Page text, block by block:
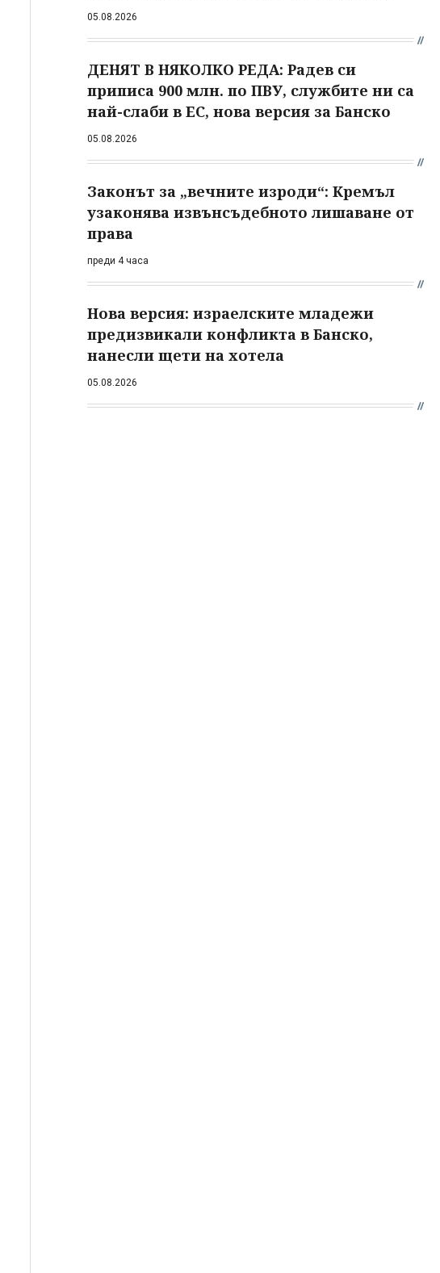
05.08.2026
ДЕНЯТ В НЯКОЛКО РЕДА: Радев си
приписа 900 млн. по ПВУ, службите ни са
най-слаби в ЕС, нова версия за Банско
05.08.2026
Законът за „вечните изроди“: Кремъл
узаконява извънсъдебното лишаване от
права
преди 4 часа
Нова версия: израелските младежи
предизвикали конфликта в Банско,
нанесли щети на хотела
05.08.2026